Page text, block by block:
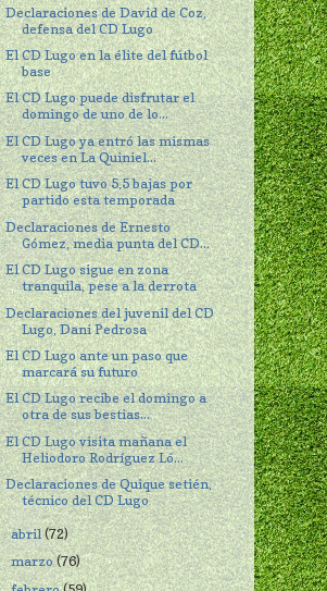
Declaraciones de David de Coz,
defensa del CD Lugo
El CD Lugo en la élite del fútbol
base
El CD Lugo puede disfrutar el
domingo de uno de lo...
El CD Lugo ya entró las mismas
veces en La Quiniel...
El CD Lugo tuvo 5,5 bajas por
partido esta temporada
Declaraciones de Ernesto
Gómez, media punta del CD...
El CD Lugo sigue en zona
tranquila, pese a la derrota
Declaraciones del juvenil del CD
Lugo, Dani Pedrosa
El CD Lugo ante un paso que
marcará su futuro
El CD Lugo recibe el domingo a
otra de sus bestias...
El CD Lugo visita mañana el
Heliodoro Rodríguez Ló...
Declaraciones de Quique setién,
técnico del CD Lugo
abril(72)
marzo(76)